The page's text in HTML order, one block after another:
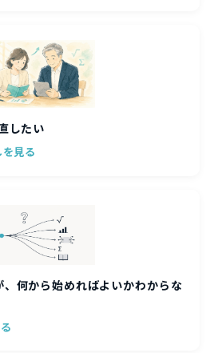
したい
見る
何から始めればよいかわからな